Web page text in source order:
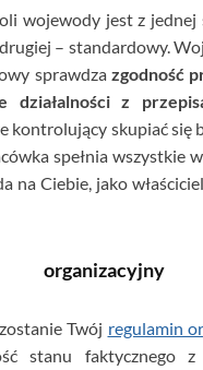
wojewody jest z jednej
– standardowy.
sprawdza zgodność
działalności z
kontrolujący skupiać się
spełnia wszystkie
na Ciebie, jako
organizacyjny
Twój regulamin
stanu faktycznego